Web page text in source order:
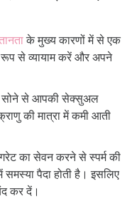
के मुख्य कारणों में से एक
रूप से व्यायाम करें और अपने
सोने से आपकी सेक्सुअल
की मात्रा में कमी आती
का सेवन करने से स्पर्म की
समस्या पैदा होती है। इसलिए
कर दें।